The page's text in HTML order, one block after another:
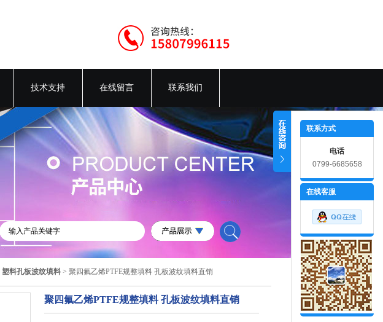
技术支持 在线留言 联系我们
塑料孔板波纹填料 > 聚四氟乙烯PTFE规整填料 孔板波纹填料直销
聚四氟乙烯PTFE规整填料 孔板波纹填料直销
联系方式
电话
0799-6685658
在线客服